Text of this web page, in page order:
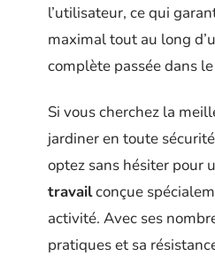
l’utilisateur, ce qui
maximal tout au long
complète passée dans
Si vous cherchez la
jardiner en toute
optez sans hésiter pour
travailconçue
activité. Avec ses
pratiques et sa